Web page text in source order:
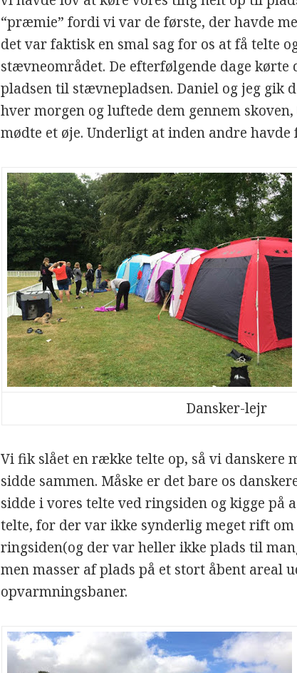
“præmie” fordi vi var de første, der havde
det var faktisk en smal sag for os at få telte
stævneområdet. De efterfølgende dage kørte
pladsen til stævnepladsen. Daniel og jeg gik
hver morgen og luftede dem gennem
mødte et øje. Underligt at inden andre havde
Dansker-lejr
Vi fik slået en række telte op, så vi danskere
sidde sammen. Måske er det bare os
sidde i vores telte ved ringsiden og kigge på
telte, for der var ikke synderlig meget rift
ringsiden(og der var heller ikke plads til
men masser af plads på et stort åbent areal
opvarmningsbaner.